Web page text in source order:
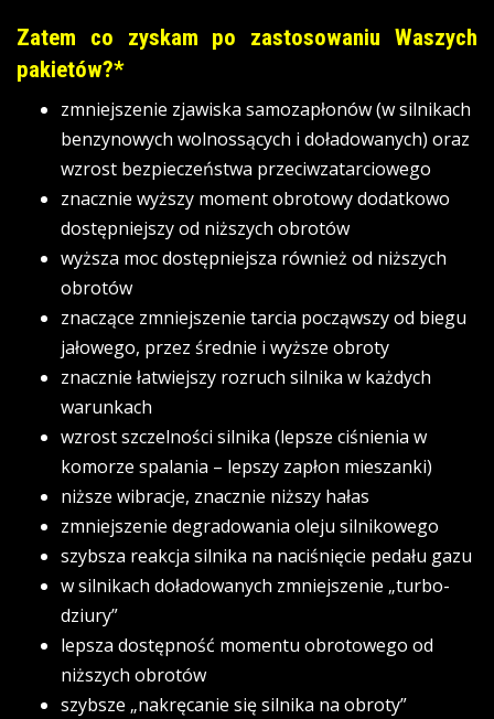
Zatem co zyskam po zastosowaniu Waszych
pakietów?*
zmniejszenie zjawiska samozapłonów (w silnikach
benzynowych wolnossących i doładowanych) oraz
wzrost bezpieczeństwa przeciwzatarciowego
znacznie wyższy moment obrotowy dodatkowo
dostępniejszy od niższych obrotów
wyższa moc dostępniejsza również od niższych
obrotów
znaczące zmniejszenie tarcia począwszy od biegu
jałowego, przez średnie i wyższe obroty
znacznie łatwiejszy rozruch silnika w każdych
warunkach
wzrost szczelności silnika (lepsze ciśnienia w
komorze spalania – lepszy zapłon mieszanki)
niższe wibracje, znacznie niższy hałas
zmniejszenie degradowania oleju silnikowego
szybsza reakcja silnika na naciśnięcie pedału gazu
w silnikach doładowanych zmniejszenie „turbo-
dziury”
lepsza dostępność momentu obrotowego od
niższych obrotów
szybsze „nakręcanie się silnika na obroty”